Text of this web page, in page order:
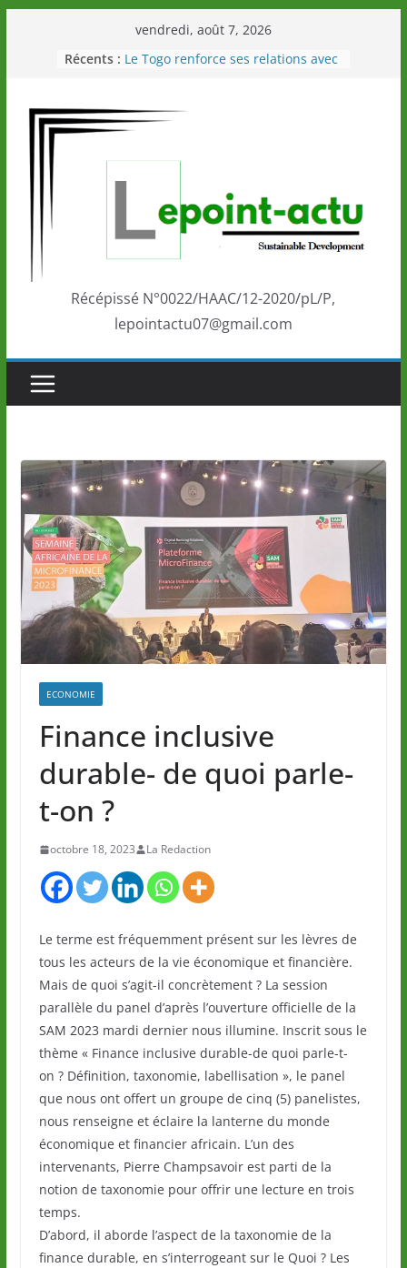
vendredi, août 7, 2026
Récents : Le Togo renforce ses relations avec
Éléphants en Côte d’Ivoire
LOTO DETENTE”, un nouveau tirage
marque de confiance au Togo sur
la scène internationale au-delà des
performances de ses athlètes
Togo: Que retenir de la politique
éducation et de l’ambition de
Récépissé N°0022/HAAC/12-2020/pL/P,
lepointactu07@gmail.com
ECONOMIE
Finance inclusive
durable- de quoi parle-
t-on ?
octobre 18, 2023 La Redaction
Le terme est fréquemment présent sur les lèvres de
tous les acteurs de la vie économique et financière.
Mais de quoi s’agit-il concrètement ? La session
parallèle du panel d’après l’ouverture officielle de la
SAM 2023 mardi dernier nous illumine. Inscrit sous le
thème « Finance inclusive durable-de quoi parle-t-
on ? Définition, taxonomie, labellisation », le panel
que nous ont offert un groupe de cinq (5) panelistes,
nous renseigne et éclaire la lanterne du monde
économique et financier africain. L’un des
intervenants, Pierre Champsavoir est parti de la
notion de taxonomie pour offrir une lecture en trois
temps.
D’abord, il aborde l’aspect de la taxonomie de la
finance durable, en s’interrogeant sur le Quoi ? Les